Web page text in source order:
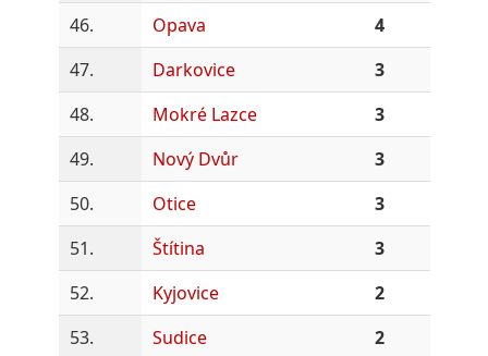
46.
Opava
4
47.
Darkovice
3
48.
Mokré Lazce
3
49.
Nový Dvůr
3
50.
Otice
3
51.
Štítina
3
52.
Kyjovice
2
53.
Sudice
2